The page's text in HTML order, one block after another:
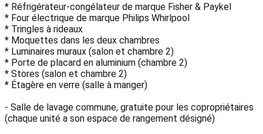
* Réfrigérateur-congélateur de marque Fisher & Paykel
* Four électrique de marque Philips Whirlpool
* Tringles à rideaux
* Moquettes dans les deux chambres
* Luminaires muraux (salon et chambre 2)
* Porte de placard en aluminium (chambre 2)
* Stores (salon et chambre 2)
* Étagère en verre (salle à manger)
- Salle de lavage commune, gratuite pour les copropriétaires
(chaque unité a son espace de rangement désigné)